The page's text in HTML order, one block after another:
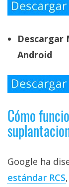
Descargar
Android
Cómo
Google ha
estándar RCS‎